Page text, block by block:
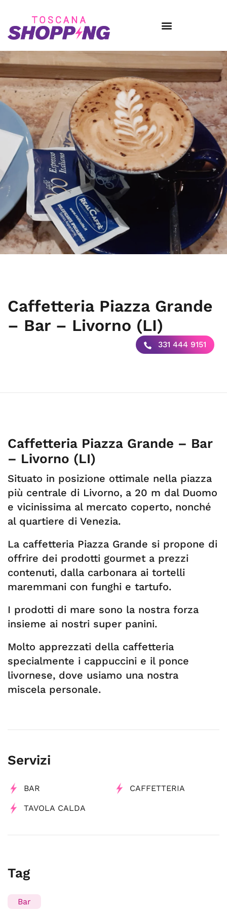
Caffetteria Piazza Grande
– Bar – Livorno (LI)
331 444 9151
Caffetteria Piazza Grande – Bar
– Livorno (LI)
Situato in posizione ottimale nella piazza
più centrale di Livorno, a 20 m dal Duomo
e vicinissima al mercato coperto, nonché
al quartiere di Venezia.
La caffetteria Piazza Grande si propone di
offrire dei prodotti gourmet a prezzi
contenuti, dalla carbonara ai tortelli
maremmani con funghi e tartufo.
I prodotti di mare sono la nostra forza
insieme ai nostri super panini.
Molto apprezzati della caffetteria
specialmente i cappuccini e il ponce
livornese, dove usiamo una nostra
miscela personale.
Servizi
BAR CAFFETTERIA
TAVOLA CALDA
Tag
Bar